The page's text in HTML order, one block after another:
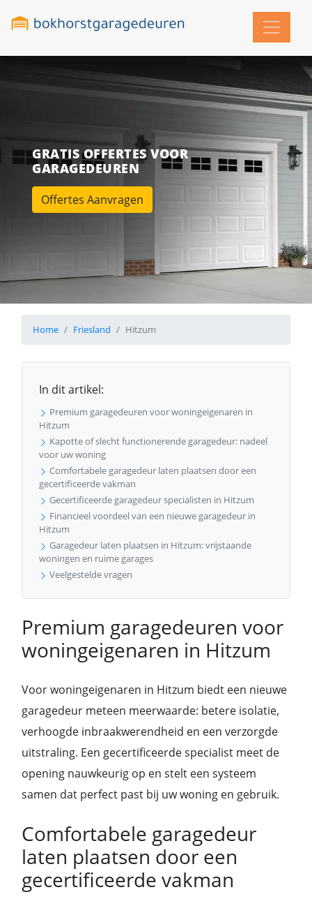
GRATIS OFFERTES VOOR
GARAGEDEUREN
Offertes Aanvragen
Home Friesland Hitzum
In dit artikel:
Premium garagedeuren voor woningeigenaren in
Hitzum
Kapotte of slecht functionerende garagedeur: nadeel
voor uw woning
Comfortabele garagedeur laten plaatsen door een
gecertificeerde vakman
Gecertificeerde garagedeur specialisten in Hitzum
Financieel voordeel van een nieuwe garagedeur in
Hitzum
Garagedeur laten plaatsen in Hitzum: vrijstaande
woningen en ruime garages
Veelgestelde vragen
Premium garagedeuren voor
woningeigenaren in Hitzum
Voor woningeigenaren in Hitzum biedt een nieuwe
garagedeur meteen meerwaarde: betere isolatie,
verhoogde inbraakwerendheid en een verzorgde
uitstraling. Een gecertificeerde specialist meet de
opening nauwkeurig op en stelt een systeem
samen dat perfect past bij uw woning en gebruik.
Comfortabele garagedeur
laten plaatsen door een
gecertificeerde vakman